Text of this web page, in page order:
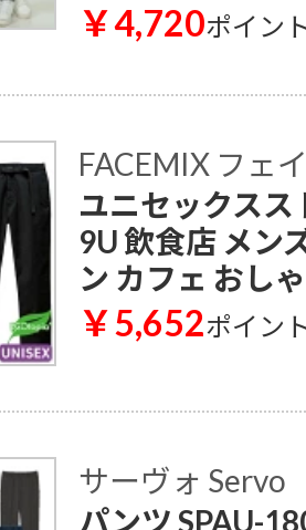
￥4,720ポイン
FACEMIX フェ
ユニセックス
9U 飲食店 メン
ン カフェ おし
￥5,652ポイン
サーヴォ Servo
パンツ SPAU-